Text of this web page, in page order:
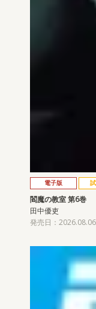
電子版
閻魔の教室 第6巻
田中優吏
発売日：2026.08.06